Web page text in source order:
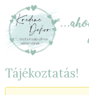
tartalomra
Tájékoztatás!